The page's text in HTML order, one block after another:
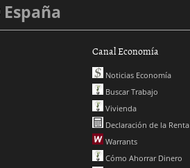
España
Canal Economía
Noticias Economía
Buscar Trabajo
Vivienda
Declaración de la Renta
Warrants
Cómo Ahorrar Dinero